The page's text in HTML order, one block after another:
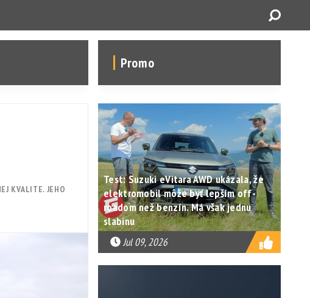
KVALITE. JEHO
Promo
Test: Suzuki eVitara AWD ukázala, že
elektromobil môže byť lepším off-
roadom než benzín. Má však jednu
slabinu
Jul 09, 2026